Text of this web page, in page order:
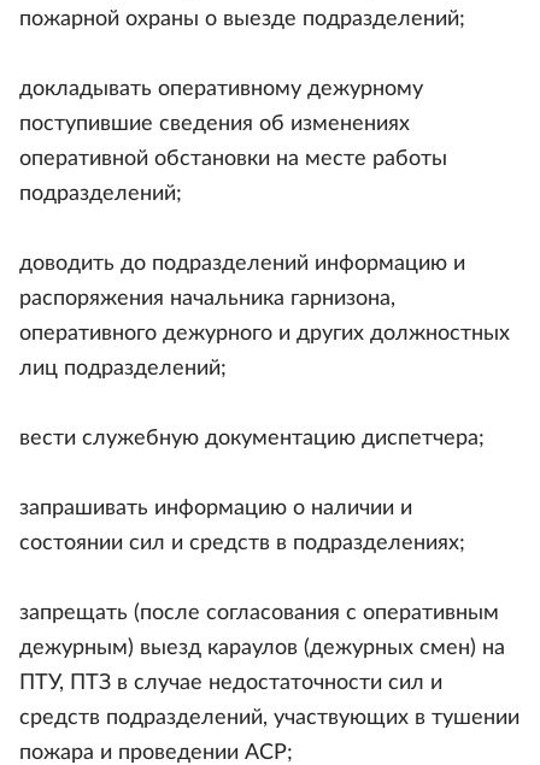
пожарной охраны о выезде подразделений;
докладывать оперативному дежурному
поступившие сведения об изменениях
оперативной обстановки на месте работы
подразделений;
доводить до подразделений информацию и
распоряжения начальника гарнизона,
оперативного дежурного и других должностных
лиц подразделений;
вести служебную документацию диспетчера;
запрашивать информацию о наличии и
состоянии сил и средств в подразделениях;
запрещать (после согласования с оперативным
дежурным) выезд караулов (дежурных смен) на
ПТУ, ПТЗ в случае недостаточности сил и
средств подразделений, участвующих в тушении
пожара и проведении АСР;